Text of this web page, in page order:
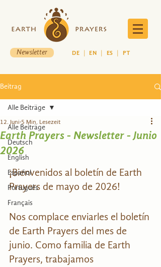
Newsletter DE |EN ES PT
Beitrag
Alle Beiträge
Deutsch
English
Español
Português
Français
Alle Beiträge
Earth Prayers - Newsletter - Junio
2026
12. Juni 5 Min. Lesezeit
¡Bienvenidos al boletín de Earth
Prayers de mayo de 2026!
Nos complace enviarles el boletín
de Earth Prayers del mes de
junio. Como familia de Earth
Prayers, trabajamos